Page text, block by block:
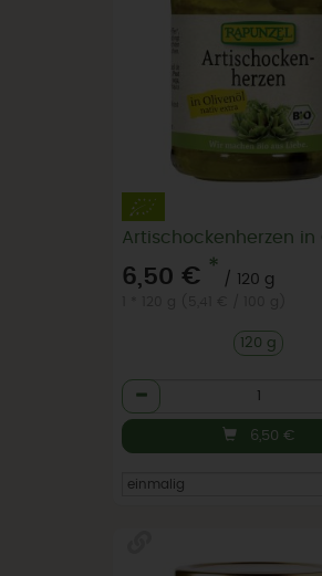
6,50 € *
/ 120 g
120 g
Anzahl
6,50 €